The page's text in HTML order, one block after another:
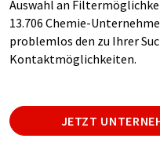
Auswahl an
13.706 Chemie-
problemlos den zu Ihrer
Kontaktmöglichkeiten.
JETZT